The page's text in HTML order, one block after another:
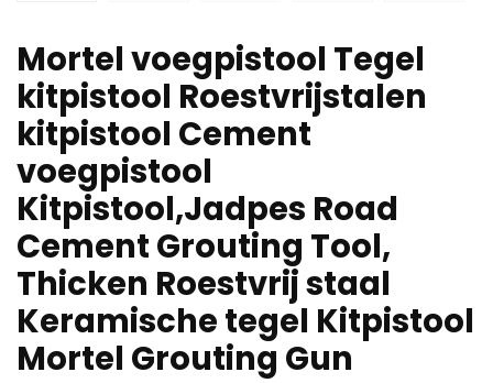
Mortel voegpistool Tegel
kitpistool Roestvrijstalen
kitpistool Cement
voegpistool
Kitpistool,Jadpes Road
Cement Grouting Tool,
Thicken Roestvrij staal
Keramische tegel Kitpistool
Mortel Grouting Gun